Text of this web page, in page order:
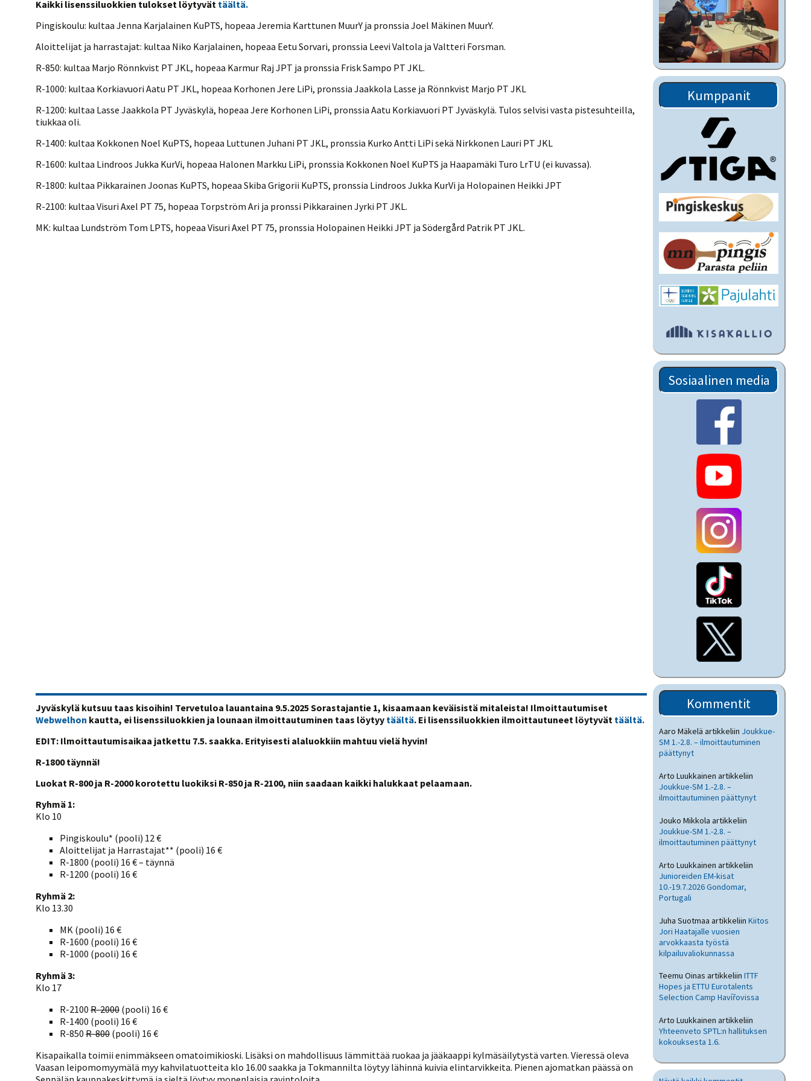
Kaikki lisenssiluokkien tulokset löytyvät täältä.
Pingiskoulu: kultaa Jenna Karjalainen KuPTS, hopeaa Jeremia Karttunen MuurY ja pronssia Joel Mäkinen MuurY.
Aloittelijat ja harrastajat: kultaa Niko Karjalainen, hopeaa Eetu Sorvari, pronssia Leevi Valtola ja Valtteri Forsman.
R-850: kultaa Marjo Rönnkvist PT JKL, hopeaa Karmur Raj JPT ja pronssia Frisk Sampo PT JKL.
R-1000: kultaa Korkiavuori Aatu PT JKL, hopeaa Korhonen Jere LiPi, pronssia Jaakkola Lasse ja Rönnkvist Marjo PT JKL
R-1200: kultaa Lasse Jaakkola PT Jyväskylä, hopeaa Jere Korhonen LiPi, pronssia Aatu Korkiavuori PT Jyväskylä. Tulos selvisi vasta pistesuhteilla,
tiukkaa oli.
R-1400: kultaa Kokkonen Noel KuPTS, hopeaa Luttunen Juhani PT JKL, pronssia Kurko Antti LiPi sekä Nirkkonen Lauri PT JKL
R-1600: kultaa Lindroos Jukka KurVi, hopeaa Halonen Markku LiPi, pronssia Kokkonen Noel KuPTS ja Haapamäki Turo LrTU (ei kuvassa).
R-1800: kultaa Pikkarainen Joonas KuPTS, hopeaa Skiba Grigorii KuPTS, pronssia Lindroos Jukka KurVi ja Holopainen Heikki JPT
R-2100: kultaa Visuri Axel PT 75, hopeaa Torpström Ari ja pronssi Pikkarainen Jyrki PT JKL.
MK: kultaa Lundström Tom LPTS, hopeaa Visuri Axel PT 75, pronssia Holopainen Heikki JPT ja Södergård Patrik PT JKL.
Jyväskylä kutsuu taas kisoihin! Tervetuloa lauantaina 9.5.2025 Sorastajantie 1, kisaamaan keväisistä mitaleista! Ilmoittautumiset
Webwelhon kautta, ei lisenssiluokkien ja lounaan ilmoittautuminen taas löytyy täältä. Ei lisenssiluokkien ilmoittautuneet löytyvät täältä.
EDIT: Ilmoittautumisaikaa jatkettu 7.5. saakka. Erityisesti alaluokkiin mahtuu vielä hyvin!
R-1800 täynnä!
Luokat R-800 ja R-2000 korotettu luokiksi R-850 ja R-2100, niin saadaan kaikki halukkaat pelaamaan.
Ryhmä 1:
Klo 10
Pingiskoulu* (pooli) 12 €
Aloittelijat ja Harrastajat** (pooli) 16 €
R-1800 (pooli) 16 € – täynnä
R-1200 (pooli) 16 €
Ryhmä 2:
Klo 13.30
MK (pooli) 16 €
R-1600 (pooli) 16 €
R-1000 (pooli) 16 €
Ryhmä 3:
Klo 17
R-2100 R-2000 (pooli) 16 €
R-1400 (pooli) 16 €
R-850 R-800 (pooli) 16 €
Kisapaikalla toimii enimmäkseen omatoimikioski. Lisäksi on mahdollisuus lämmittää ruokaa ja jääkaappi kylmäsäilytystä varten. Vieressä oleva
Vaasan leipomomyymälä myy kahvilatuotteita klo 16.00 saakka ja Tokmannilta löytyy lähinnä kuivia elintarvikkeita. Pienen ajomatkan päässä on
Kumppanit
Sosiaalinen media
Kommentit
Aaro Mäkelä artikkeliin Joukkue-
SM 1.-2.8. – ilmoittautuminen
päättynyt
Arto Luukkainen artikkeliin
Joukkue-SM 1.-2.8. –
ilmoittautuminen päättynyt
Jouko Mikkola artikkeliin
Joukkue-SM 1.-2.8. –
ilmoittautuminen päättynyt
Arto Luukkainen artikkeliin
Junioreiden EM-kisat
10.-19.7.2026 Gondomar,
Portugali
Juha Suotmaa artikkeliin Kiitos
Jori Haatajalle vuosien
arvokkaasta työstä
kilpailuvaliokunnassa
Teemu Oinas artikkeliin ITTF
Hopes ja ETTU Eurotalents
Selection Camp Havířovissa
Arto Luukkainen artikkeliin
Yhteenveto SPTL:n hallituksen
kokouksesta 1.6.